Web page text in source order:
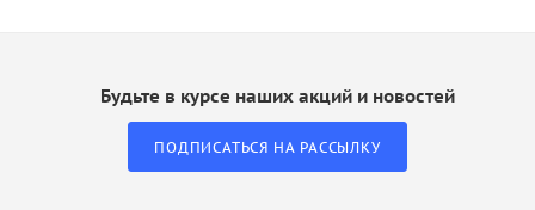
Будьте в курсе наших акций и новостей
ПОДПИСАТЬСЯ НА РАССЫЛКУ